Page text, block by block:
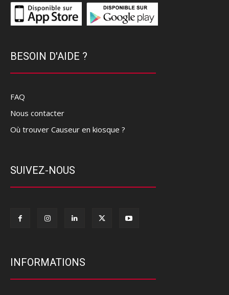
BESOIN D'AIDE ?
FAQ
Nous contacter
Où trouver Causeur en kiosque ?
SUIVEZ-NOUS
INFORMATIONS